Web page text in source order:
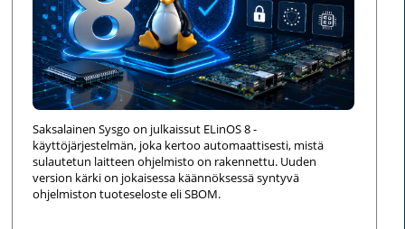
Saksalainen Sysgo on julkaissut ELinOS 8 -
käyttöjärjestelmän, joka kertoo automaattisesti, mistä
sulautetun laitteen ohjelmisto on rakennettu. Uuden
version kärki on jokaisessa käännöksessä syntyvä
ohjelmiston tuoteseloste eli SBOM.